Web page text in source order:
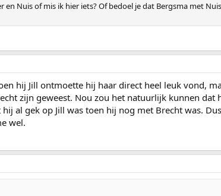
Nuis of mis ik hier iets? Of bedoel je dat Bergsma met
hij Jill ontmoette hij haar direct heel leuk vond,
zijn geweest. Nou zou het natuurlijk kunnen dat
al gek op Jill was toen hij nog met Brecht was.
wel.